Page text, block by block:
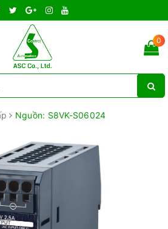
0
Nguồn: S8VK-S06024